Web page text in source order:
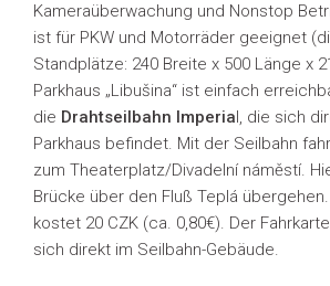
Kameraüberwachung und Nonstop
ist für PKW und Motorräder geeignet
Standplätze: 240 Breite x 500 Länge x
Parkhaus „Libušina“ ist einfach
die Drahtseilbahn Imperial, die sich
Parkhaus befindet. Mit der Seilbahn
zum Theaterplatz/Divadelní náměstí.
Brücke über den Fluß Teplá
kostet 20 CZK (ca. 0,80€). Der
sich direkt im Seilbahn-Gebäude.